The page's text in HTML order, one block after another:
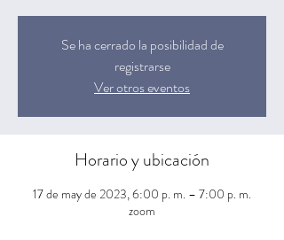
Se ha cerrado la posibilidad de
registrarse
Ver otros eventos
Horario y ubicación
17 de may de 2023, 6:00 p. m. – 7:00 p. m.
zoom